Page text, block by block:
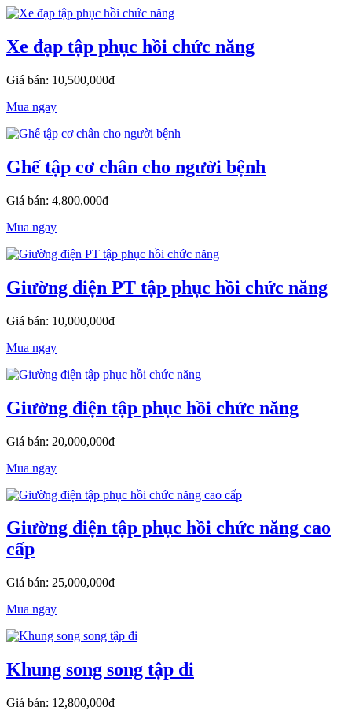
Xe đạp tập phục hồi chức năng
Giá bán: 10,500,000đ
Mua ngay
Ghế tập cơ chân cho người bệnh
Giá bán: 4,800,000đ
Mua ngay
Giường điện PT tập phục hồi chức năng
Giá bán: 10,000,000đ
Mua ngay
Giường điện tập phục hồi chức năng
Giá bán: 20,000,000đ
Mua ngay
Giường điện tập phục hồi chức năng cao
cấp
Giá bán: 25,000,000đ
Mua ngay
Khung song song tập đi
Giá bán: 12,800,000đ